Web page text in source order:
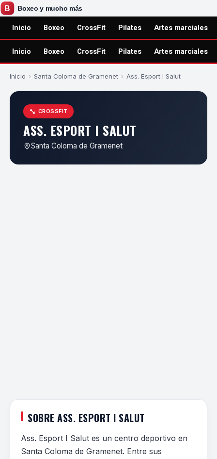
Inicio Boxeo CrossFit Pilates Artes marciales
Inicio Boxeo CrossFit Pilates Artes marciales
Inicio › Santa Coloma de Gramenet › Ass. Esport I Salut
CROSSFIT
ASS. ESPORT I SALUT
Santa Coloma de Gramenet
SOBRE ASS. ESPORT I SALUT
Ass. Esport I Salut es un centro deportivo en
Santa Coloma de Gramenet. Entre sus